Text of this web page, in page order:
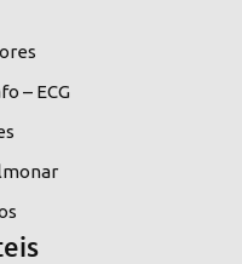
– ECG